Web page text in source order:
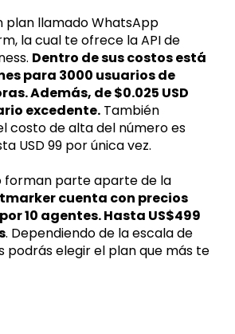
plan llamado WhatsApp
la cual te ofrece la API de
Dentro de sus costos está
para 3000 usuarios de
Además, de $0.025 USD
excedente. También
costo de alta del número es
USD 99 por única vez.
forman parte aparte de la
cuenta con precios
10 agentes. Hasta US$499
. Dependiendo de la escala de
podrás elegir el plan que más te